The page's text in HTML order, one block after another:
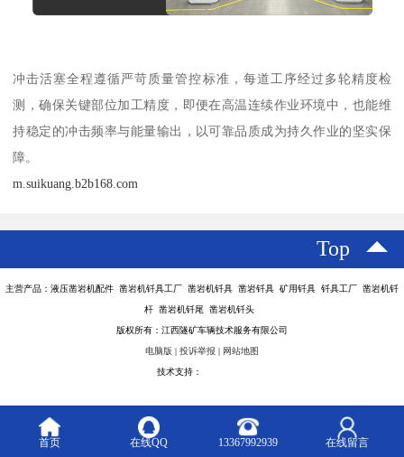
冲击活塞全程遵循严苛质量管控标准，每道工序经过多轮精度检
测，确保关键部位加工精度，即便在高温连续作业环境中，也能维
持稳定的冲击频率与能量输出，以可靠品质成为持久作业的坚实保
障。
m.suikuang.b2b168.com
Top
主营产品：液压凿岩机配件 凿岩机钎具工厂 凿岩机钎具 凿岩钎具 矿用钎具 钎具工厂 凿岩机钎
杆 凿岩机钎尾 凿岩机钎头
版权所有：江西隧矿车辆技术服务有限公司
电脑版 | 投诉举报 | 网站地图
技术支持：
首页 在线QQ 13367992939 在线留言